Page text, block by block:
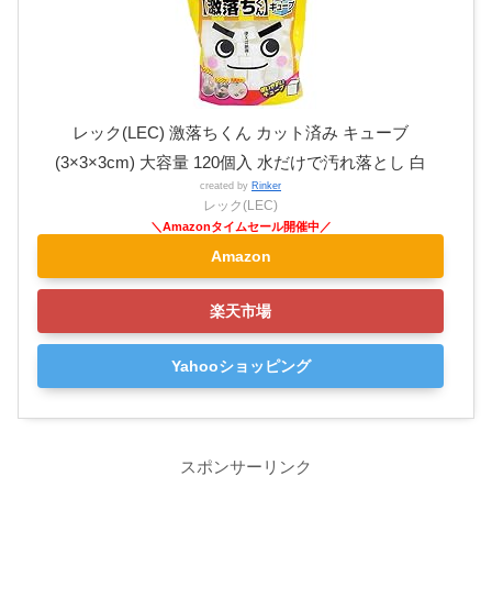
レック(LEC) 激落ちくん カット済み キューブ
(3×3×3cm) 大容量 120個入 水だけで汚れ落とし 白
created by Rinker
レック(LEC)
Amazon
楽天市場
Yahooショッピング
スポンサーリンク